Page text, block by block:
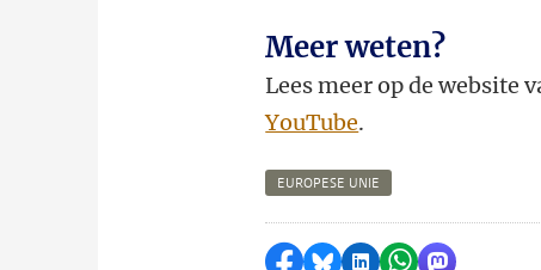
Meer weten?
Lees meer op de website
YouTube.
EUROPESE UNIE
Delen op Facebook
Delen via Bluesky
Delen op LinkedIn
Delen via
Delen via